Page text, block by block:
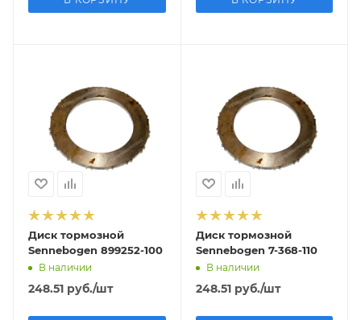
Диск тормозной
Sennebogen 899252-100
В наличии
248.51 руб./шт
Диск тормозной
Sennebogen 7-368-110
В наличии
248.51руб./шт